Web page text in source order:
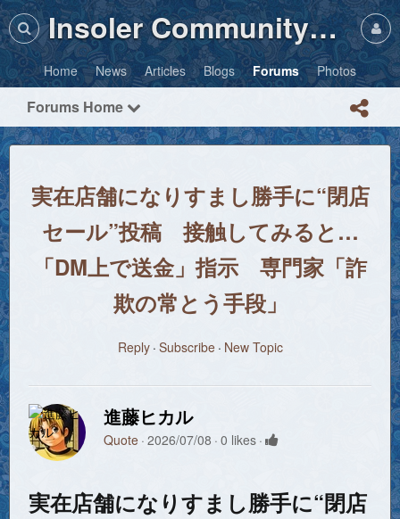
Insoler Community・Photos
Home News Articles Blogs Forums Photos
Forums Home
実在店舗になりすまし勝手に“閉店
セール”投稿 接触してみると…
「DM上で送金」指示 専門家「詐
欺の常とう手段」
Reply Subscribe New Topic
進藤ヒカル
Quote 2026/07/08 0 likes
実在店舗になりすまし勝手に“閉店